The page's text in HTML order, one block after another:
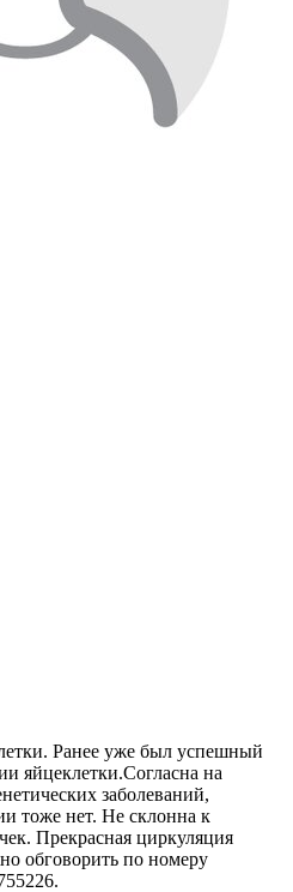
Ранее уже был успешный
яйцеклетки.Согласна на
заболеваний,
тоже нет. Не склонна к
Прекрасная циркуляция
обговорить по номеру